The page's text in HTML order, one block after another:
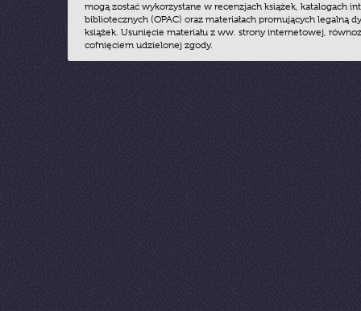
mogą zostać wykorzystane w recenzjach książek, katalogach
bibliotecznych (OPAC) oraz materiałach promujących legalną
książek. Usunięcie materiału z ww. strony internetowej,
cofnięciem udzielonej zgody.